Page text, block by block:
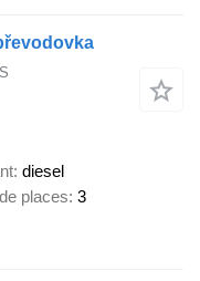
diesel
places 3